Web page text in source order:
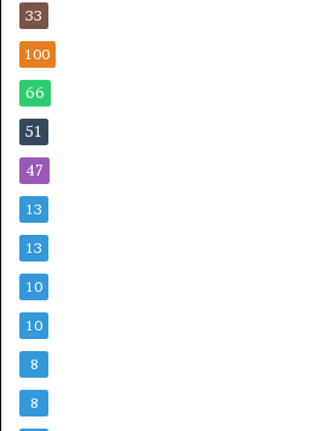
33
100
66
51
47
13
13
10
10
8
8